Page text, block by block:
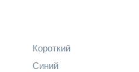
Короткий
Синий